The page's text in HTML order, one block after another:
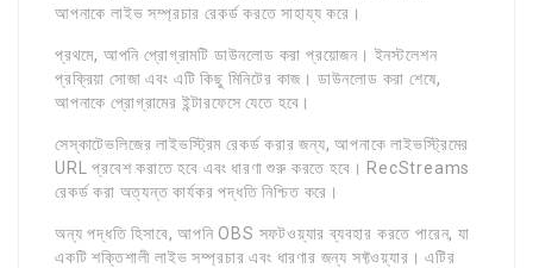
আপনাকে লাইভ সম্প্রচার রেকর্ড করতে সাহায্য করে।
প্রথমে, আপনি প্রোগ্রামটি ডাউনলোড করা প্রয়োজন। ইনস্টলেশন
প্রক্রিয়া সোজা এবং এটি কিছু মিনিটের কাজ। ডাউনলোড করা শেষে,
আপনাকে প্রোগ্রামের ইন্টারফেসে যেতে হবে।
সেস্কাটেভলিজের লাইভস্ট্রিম রেকর্ড করার জন্য, আপনাকে লাইভস্ট্রিমের
URL প্রবেশ করাতে হবে এবং ধারণা শুরু করতে হবে। RecStreams
রেকর্ড করা অত্যন্ত কার্যকর পদ্ধতি নিশ্চিত করে।
অন্য পদ্ধতি হিসাবে, আপনি OBS সফটওয়্যার ব্যবহার করতে পারেন, যা
একটি শক্তিশালী লাইভ সম্প্রচার এবং ধারণার জন্য সফ্টওয়্যার। এটির